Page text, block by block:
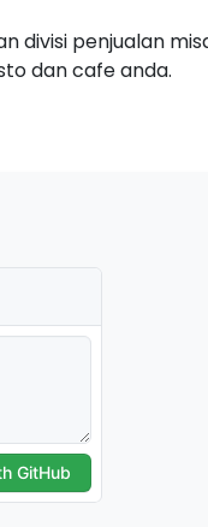
divisi penjualan
dan cafe anda.